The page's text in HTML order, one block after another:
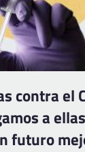
contra el
a
futuro